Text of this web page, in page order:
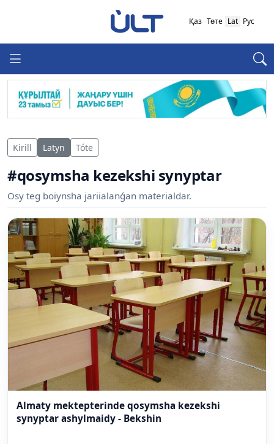
Қаз Төте Lat Рус
Kirill Latyn Tóte
#qosymsha kezekshi synyptar
Osy teg boiynsha jariialanǵan materialdar.
Almaty mektepterinde qosymsha kezekshi
synyptar ashylmaidy - Bekshin